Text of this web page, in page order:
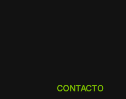
CONTACTO